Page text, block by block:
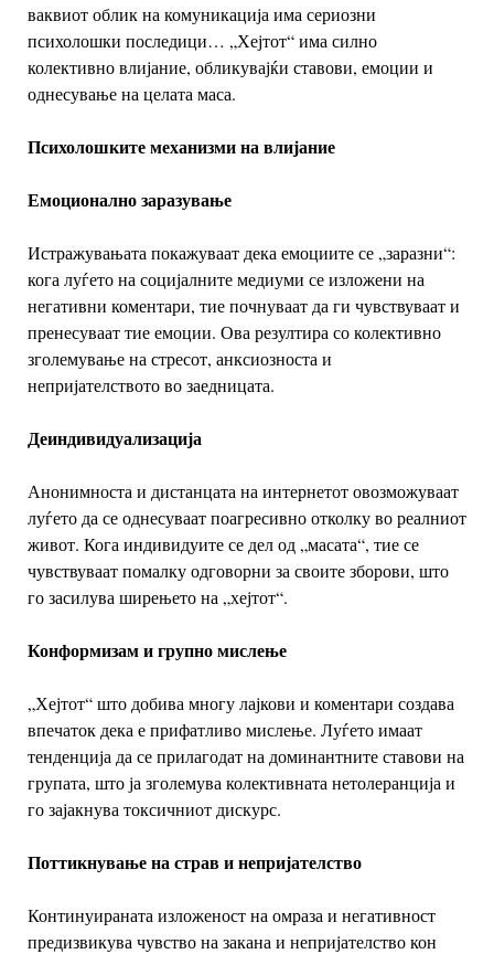
ваквиот облик на комуникација има сериозни
психолошки последици… „Хејтот“ има силно
колективно влијание, обликувајќи ставови, емоции и
однесување на целата маса.
Психолошкитемеханизми на влијание
Емоционално заразување
Истражувањата покажуваат дека емоциите се „заразни“:
кога луѓето на социјалните медиуми се изложени на
негативни коментари, тие почнуваат да ги чувствуваат и
пренесуваат тие емоции. Ова резултира со колективно
зголемување на стресот, анксиозноста и
непријателството во заедницата.
Деиндивидуализација
Анонимноста и дистанцата на интернетот овозможуваат
луѓето да се однесуваат поагресивно отколку во реалниот
живот. Кога индивидуите се дел од „масата“, тие се
чувствуваат помалку одговорни за своите зборови, што
го засилува ширењето на „хејтот“.
Конформизам и групно мислење
„Хејтот“ што добива многу лајкови и коментари создава
впечаток дека е прифатливо мислење. Луѓето имаат
тенденција да се прилагодат на доминантните ставови на
групата, што ја зголемува колективната нетолеранција и
го зајакнува токсичниот дискурс.
Поттикнување на страв и непријателство
Континуираната изложеност на омраза и негативност
предизвикува чувство на закана и непријателство кон